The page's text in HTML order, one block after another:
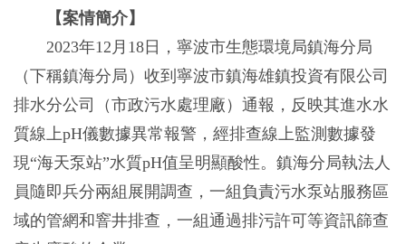
【案情簡介】
2023年12月18日，寧波市生態環境局鎮海分局
（下稱鎮海分局）收到寧波市鎮海雄鎮投資有限公司
排水分公司（市政污水處理廠）通報，反映其進水水
質線上pH儀數據異常報警，經排查線上監測數據發
現“海天泵站”水質pH值呈明顯酸性。鎮海分局執法人
員隨即兵分兩組展開調查，一組負責污水泵站服務區
域的管網和窨井排查，一組通過排污許可等資訊篩查